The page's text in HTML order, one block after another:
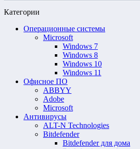
Категории
Операционные системы
Microsoft
Windows 7
Windows 8
Windows 10
Windows 11
Офисное ПО
ABBYY
Adobe
Microsoft
Антивирусы
ALT-N Technologies
Bitdefender
Bitdefender для дома